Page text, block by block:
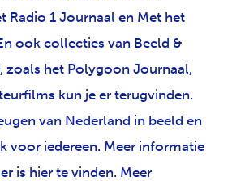
Radio 1 Journaal en Met het
ook collecties van Beeld &
zoals het Polygoon Journaal,
kun je er terugvinden.
van Nederland in beeld en
voor iedereen. Meer informatie
is hier te vinden. Meer